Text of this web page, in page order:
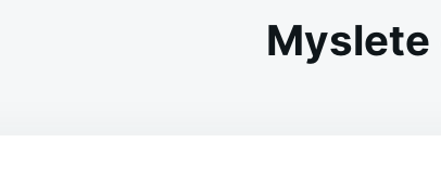
Myslete